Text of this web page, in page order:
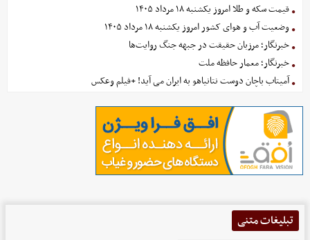
قیمت سکه و طلا امروز یکشنبه ۱۸ مرداد ۱۴۰۵
وضعیت آب و هوای کشور امروز یکشنبه ۱۸ مرداد ۱۴۰۵
خبرنگار؛ مرزبان حقیقت در جبهه جنگ روایت‌ها
خبرنگار؛ معمار حافظه ملت
آمیتاب باچان دوست نتانیاهو به ایران می آید! +فیلم وعکس
تبلیغات متنی